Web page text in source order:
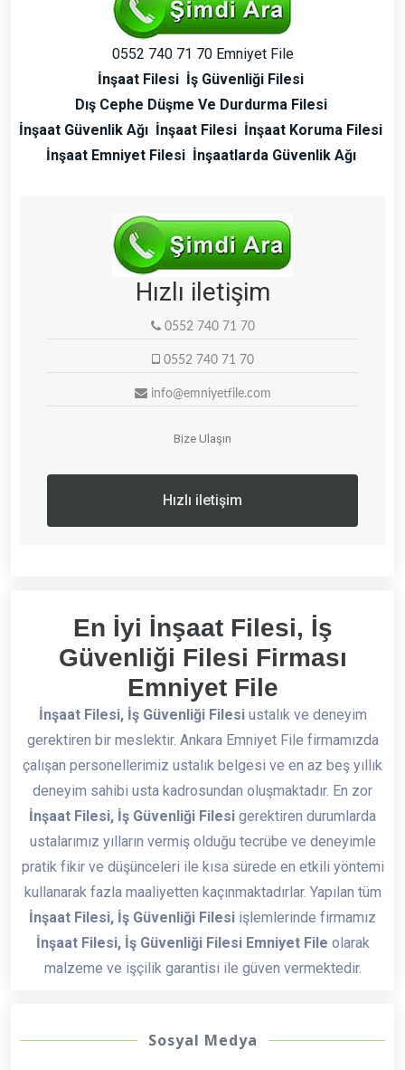
0552 740 71 70 Emniyet File
İnşaat Filesi İş Güvenliği Filesi
Dış Cephe Düşme Ve Durdurma Filesi
İnşaat Güvenlik Ağı İnşaat Filesi İnşaat Koruma Filesi
İnşaat Emniyet Filesi İnşaatlarda Güvenlik Ağı
Hızlı iletişim
0552 740 71 70
0552 740 71 70
info@emniyetfile.com
Bize Ulaşın
Hızlı iletişim
En İyi İnşaat Filesi, İş
Güvenliği Filesi Firması
Emniyet File
İnşaat Filesi, İş Güvenliği Filesiustalık ve deneyim
gerektiren bir meslektir. Ankara Emniyet File firmamızda
çalışan personellerimiz ustalık belgesi ve en az beş yıllık
deneyim sahibi usta kadrosundan oluşmaktadır. En zor
İnşaat Filesi, İş Güvenliği Filesi gerektiren durumlarda
ustalarımız yılların vermiş olduğu tecrübe ve deneyimle
pratik fikir ve düşünceleri ile kısa sürede en etkili yöntemi
kullanarak fazla maaliyetten kaçınmaktadırlar. Yapılan tüm
İnşaat Filesi, İş Güvenliği Filesi işlemlerinde firmamız
İnşaat Filesi, İş Güvenliği Filesi Emniyet File olarak
malzeme ve işçilik garantisi ile güven vermektedir.
Sosyal Medya